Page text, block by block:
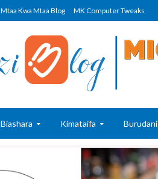
Mtaa Kwa Mtaa Blog MK Computer Tweaks
Biashara Kimataifa Burudani